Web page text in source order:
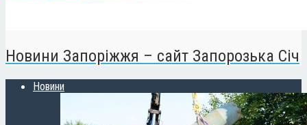
Новини Запоріжжя – сайт Запорозька Січ
Новини